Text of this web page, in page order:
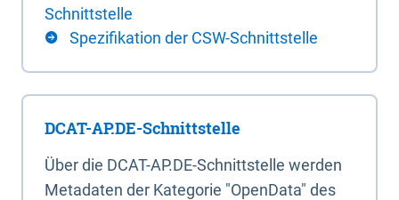
Schnittstelle
Spezifikation der CSW-Schnittstelle
DCAT-AP.DE-Schnittstelle
Über die DCAT-AP.DE-Schnittstelle werden
Metadaten der Kategorie "OpenData" des